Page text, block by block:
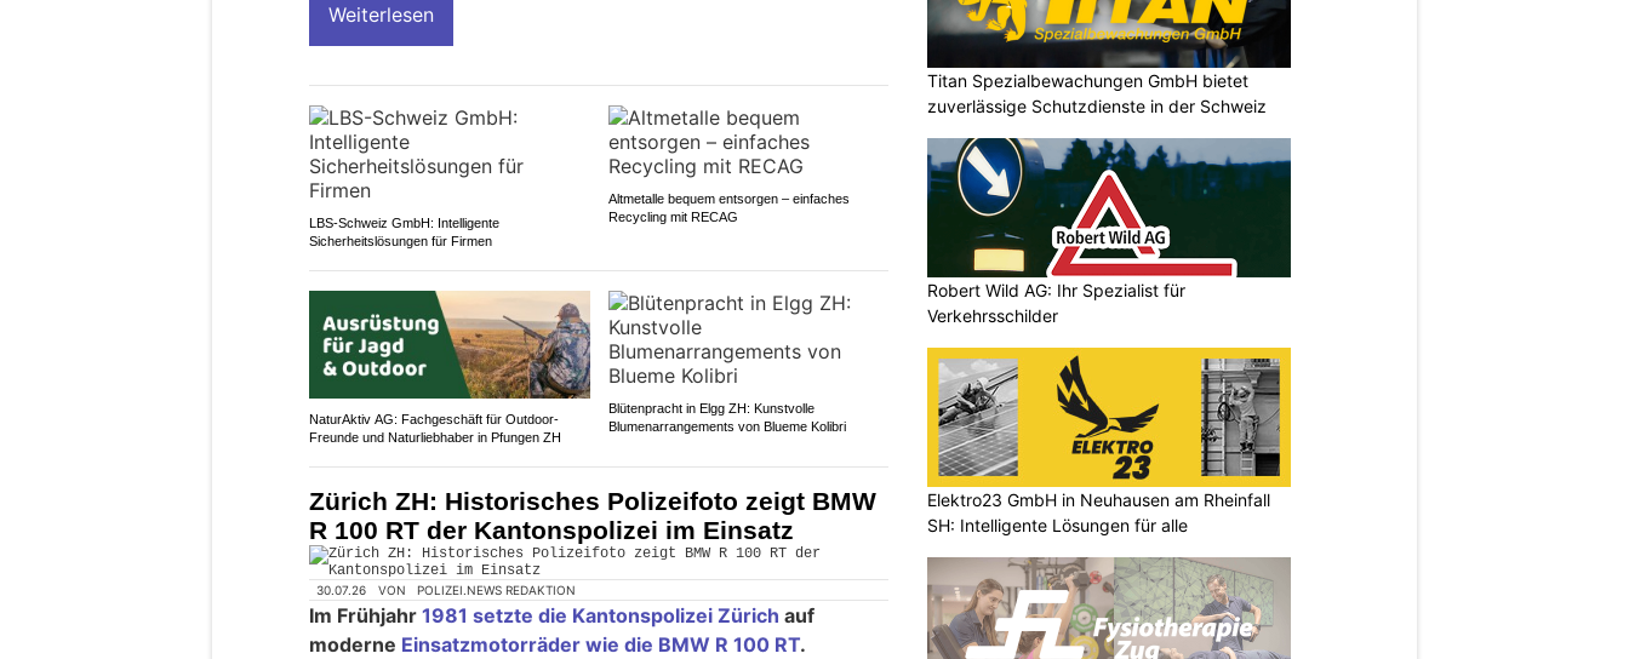
Weiterlesen
LBS-Schweiz GmbH: Intelligente
Sicherheitslösungen für Firmen
Altmetalle bequem entsorgen – einfaches
Recycling mit RECAG
NaturAktiv AG: Fachgeschäft für Outdoor-
Freunde und Naturliebhaber in Pfungen ZH
Blütenpracht in Elgg ZH: Kunstvolle
Blumenarrangements von Blueme Kolibri
Zürich ZH: Historisches Polizeifoto zeigt BMW
R 100 RT der Kantonspolizei im Einsatz
30.07.26 VON POLIZEI.NEWS REDAKTION
Im Frühjahr 1981 setzte die Kantonspolizei Zürich auf
moderne Einsatzmotorräder wie die BMW R 100 RT.
Titan Spezialbewachungen GmbH bietet
zuverlässige Schutzdienste in der Schweiz
Robert Wild AG: Ihr Spezialist für
Verkehrsschilder
Elektro23 GmbH in Neuhausen am Rheinfall
SH: Intelligente Lösungen für alle